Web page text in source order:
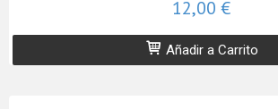
12,00 €
Añadir a Carrito